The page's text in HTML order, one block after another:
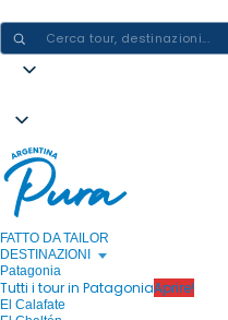
FATTO DA TAILOR
DESTINAZIONI
Patagonia
Tutti i tour in PatagoniaAprire!
El Calafate